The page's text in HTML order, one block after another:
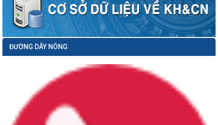
sáng tạo để ươm tạo, hỗ trợ...
Thông báo số 09/TB-TTTT ngày 16/03/2026 về việc Công khai danh sách nâng
bậc lương trước thời hạn...
Thông báo số 279/TB-SKHCN ngày 16/3/2026 Tổ chức Hội nghị đối thoại và giải
quyết kiến nghị của...
Công văn số 849/SKHCN-HTS&CNg ngày 12/3/2026 về việc tham gia ý kiến vào
hồ sơ dự thảo Quyết định...
Công văn số 587/TGV ngày 11/3/2026 của Tổ giúp việc triển khai ĐA06;
CCTTHC, CĐS gắn với ĐA06 về...
Thông báo số 230/TB-SKHCN ngày 09/3/2026 Đề xuất nhiệm vụ đổi mới sáng
tạo năm 2026 (Triển khai Kế...
ĐƯỜNG DÂY NÓNG